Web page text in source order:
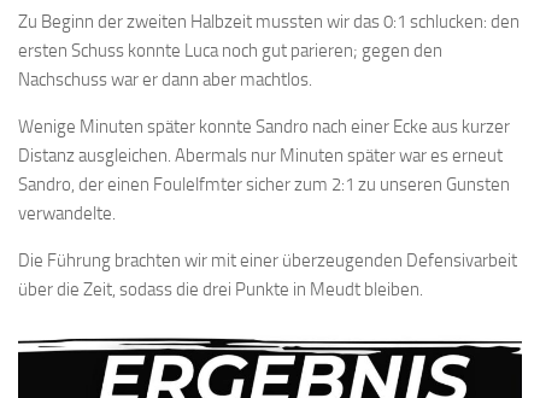
Zu Beginn der zweiten Halbzeit mussten wir das 0:1 schlucken: den
ersten Schuss konnte Luca noch gut parieren; gegen den
Nachschuss war er dann aber machtlos.
Wenige Minuten später konnte Sandro nach einer Ecke aus kurzer
Distanz ausgleichen. Abermals nur Minuten später war es erneut
Sandro, der einen Foulelfmter sicher zum 2:1 zu unseren Gunsten
verwandelte.
Die Führung brachten wir mit einer überzeugenden Defensivarbeit
über die Zeit, sodass die drei Punkte in Meudt bleiben.